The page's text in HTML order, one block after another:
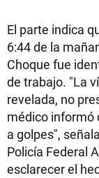
El parte indica
6:44 de la
Choque fue
de trabajo. "La
revelada, no
médico informó
a golpes",
Policía Federal
esclarecer el